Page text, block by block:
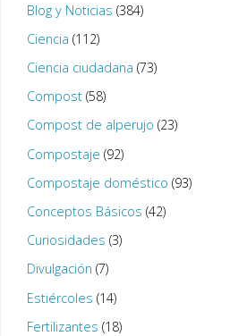
Blog y Noticias (384)
Ciencia (112)
Ciencia ciudadana (73)
Compost(58)
Compost de alperujo (23)
Compostaje (92)
Compostaje doméstico (93)
Conceptos Básicos (42)
Curiosidades (3)
Divulgación (7)
Estiércoles (14)
Fertilizantes (18)